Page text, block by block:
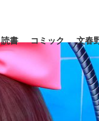
ンタビュー 読
読書 コミック 文春